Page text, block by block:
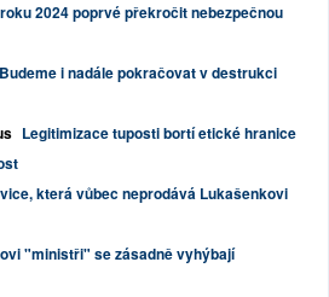
2024 poprvé překročit nebezpečnou
Budeme i nadále pokračovat v destrukci
Legitimizace tuposti bortí etické hranice
která vůbec neprodává Lukašenkovi
"ministři" se zásadně vyhýbají